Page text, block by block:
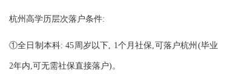
杭州高学历层次落户条件:
①全日制本科: 45周岁以下, 1个月社保,可落户杭州(毕业
2年内,可无需社保直接落户)。